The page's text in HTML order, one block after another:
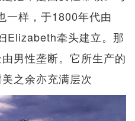
一样，于1800年代由
Elizabeth牵头建立。那
男性垄断。它所生产的
之余亦充满层次